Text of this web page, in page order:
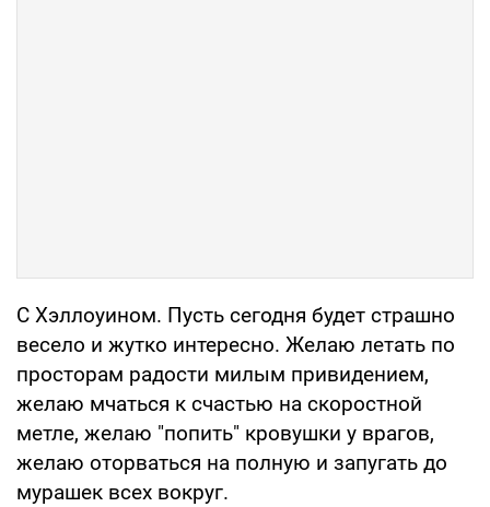
С Хэллоуином. Пусть сегодня будет страшно
весело и жутко интересно. Желаю летать по
просторам радости милым привидением,
желаю мчаться к счастью на скоростной
метле, желаю "попить" кровушки у врагов,
желаю оторваться на полную и запугать до
мурашек всех вокруг.